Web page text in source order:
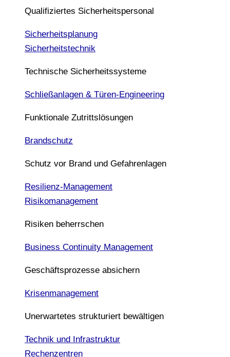
Qualifiziertes Sicherheitspersonal
Sicherheitsplanung
Sicherheitstechnik
Technische Sicherheitssysteme
Schließanlagen & Türen-Engineering
Funktionale Zutrittslösungen
Brandschutz
Schutz vor Brand und Gefahrenlagen
Resilienz-Management
Risikomanagement
Risiken beherrschen
Business Continuity Management
Geschäftsprozesse absichern
Krisenmanagement
Unerwartetes strukturiert bewältigen
Technik und Infrastruktur
Rechenzentren